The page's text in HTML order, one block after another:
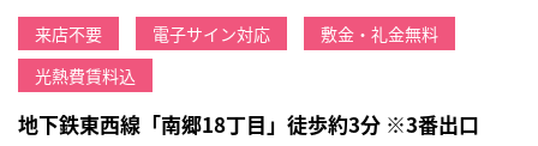
来店不要 電子サイン対応
敷金・礼金無料
光熱費賃料込
地下鉄東西線「南郷18丁目」徒歩約3分 ※3番出口